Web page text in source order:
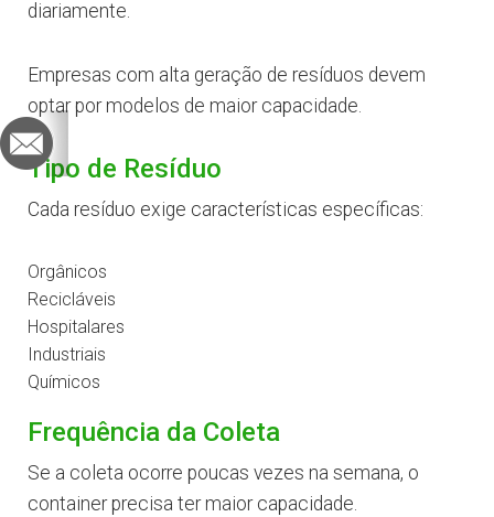
diariamente.
Empresas com alta geração de resíduos devem
optar por modelos de maior capacidade.
Tipo de Resíduo
Cada resíduo exige características específicas:
Orgânicos
Recicláveis
Hospitalares
Industriais
Químicos
Frequência da Coleta
Se a coleta ocorre poucas vezes na semana, o
container precisa ter maior capacidade.